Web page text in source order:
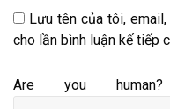
Lưu tên của tôi,
cho lần bình luận kế tiếp
Are you